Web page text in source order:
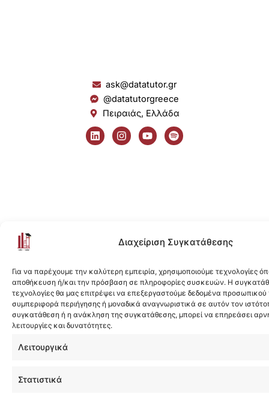
Διαχείριση Συγκατάθεσης
Για να παρέχουμε την καλύτερη εμπειρία, χρησιμοποιούμε τεχνολογίες
αποθήκευση ή/και την πρόσβαση σε πληροφορίες συσκευών. Η
τεχνολογίες θα μας επιτρέψει να επεξεργαστούμε δεδομένα
συμπεριφορά περιήγησης ή μοναδικά αναγνωριστικά σε αυτόν τον
συγκατάθεση ή η ανάκληση της συγκατάθεσης, μπορεί να επηρεάσει
λειτουργίες και δυνατότητες.
Λειτουργικά
Στατιστικά
ask@datatutor.gr
@datatutorgreece
Πειραιάς, Ελλάδα
L
i
n
I
n
s
Y
o
u
S
p
o